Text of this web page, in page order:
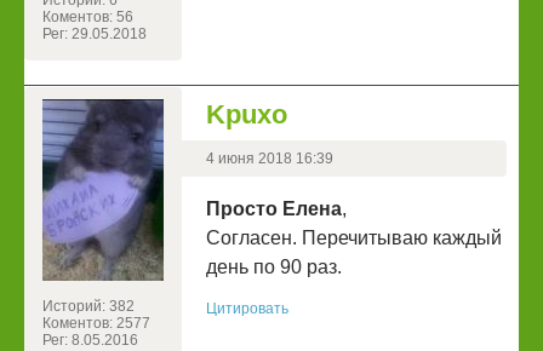
Коментов: 56
Рег: 29.05.2018
Историй: 382
Коментов: 2577
Рег: 8.05.2016
Kpuxo
4 июня 2018 16:39
Просто Елена,
Согласен. Перечитываю каждый
день по 90 раз.
Цитировать